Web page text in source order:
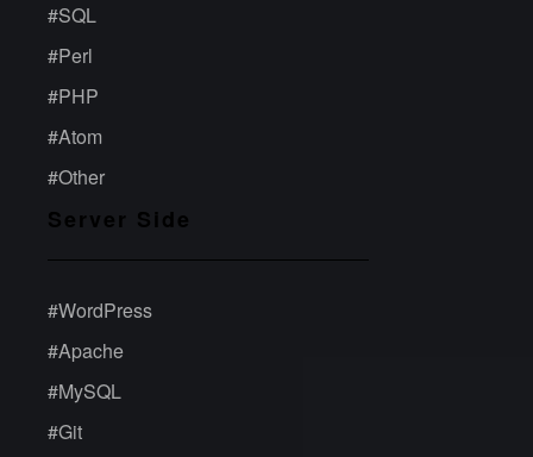
#SQL
#Perl
#PHP
#Atom
#Other
Server Side
#WordPress
#Apache
#MySQL
#Git